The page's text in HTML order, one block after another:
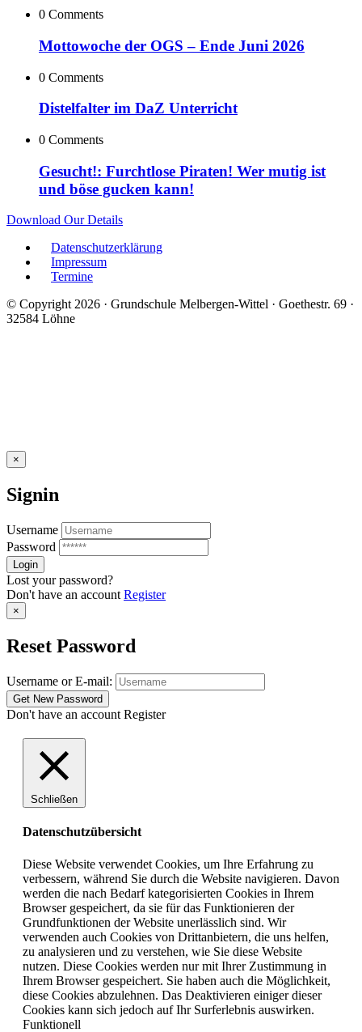
0 Comments
Mottowoche der OGS – Ende Juni 2026
0 Comments
Distelfalter im DaZ Unterricht
0 Comments
Gesucht!: Furchtlose Piraten! Wer mutig ist
und böse gucken kann!
Download Our Details
Datenschutzerklärung
Impressum
Termine
© Copyright 2026 · Grundschule Melbergen-Wittel · Goethestr. 69 ·
32584 Löhne
×
Signin
Username
Password
Lost your password?
Don't have an account Register
×
Reset Password
Username or E-mail:
Don't have an account Register
Schließen
Datenschutzübersicht
Diese Website verwendet Cookies, um Ihre Erfahrung zu
verbessern, während Sie durch die Website navigieren. Davon
werden die nach Bedarf kategorisierten Cookies in Ihrem
Browser gespeichert, da sie für das Funktionieren der
Grundfunktionen der Website unerlässlich sind. Wir
verwenden auch Cookies von Drittanbietern, die uns helfen,
zu analysieren und zu verstehen, wie Sie diese Website
nutzen. Diese Cookies werden nur mit Ihrer Zustimmung in
Ihrem Browser gespeichert. Sie haben auch die Möglichkeit,
diese Cookies abzulehnen. Das Deaktivieren einiger dieser
Cookies kann sich jedoch auf Ihr Surferlebnis auswirken.
Funktionell